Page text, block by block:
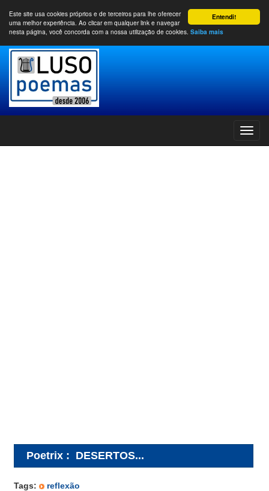
Entendi!
Este site usa cookies próprios e de terceiros para lhe oferecer
uma melhor experiência. Ao clicar em qualquer link e navegar
nesta página, você concorda com a nossa utilização de cookies. Saiba mais
Poetrix : DESERTOS...
Tags: reflexão